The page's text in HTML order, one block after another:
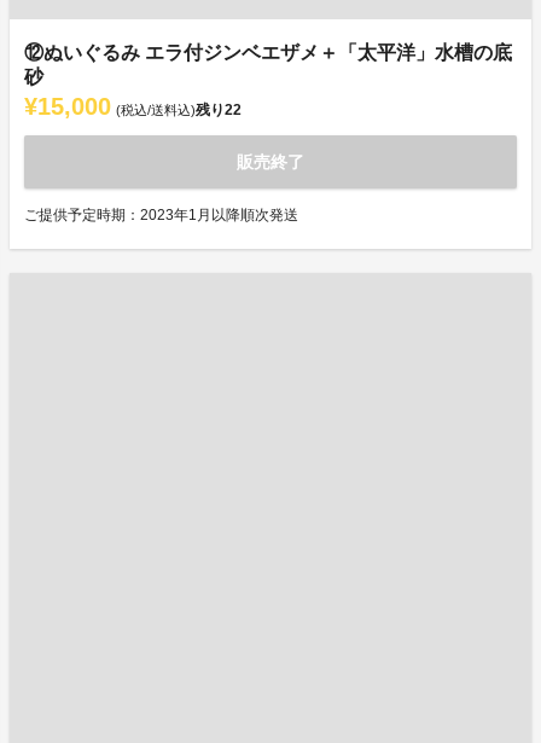
⑫ぬいぐるみ エラ付ジンベエザメ＋「太平洋」水槽の底
砂
¥15,000 (税込/送料込)残り22
販売終了
ご提供予定時期：2023年1月以降順次発送